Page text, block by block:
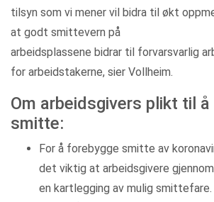
tilsyn som vi mener vil bidra til økt
at godt smittevern på
arbeidsplassene bidrar til forvarsvarlig
for arbeidstakerne, sier Vollheim.
Om arbeidsgivers plikt til
smitte:
For å forebygge smitte av
det viktig at arbeidsgivere
en kartlegging av mulig